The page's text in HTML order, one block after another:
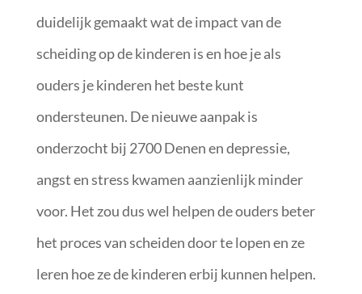
duidelijk gemaakt wat de impact van de
scheiding op de kinderen is en hoe je als
ouders je kinderen het beste kunt
ondersteunen. De nieuwe aanpak is
onderzocht bij 2700 Denen en depressie,
angst en stress kwamen aanzienlijk minder
voor. Het zou dus wel helpen de ouders beter
het proces van scheiden door te lopen en ze
leren hoe ze de kinderen erbij kunnen helpen.